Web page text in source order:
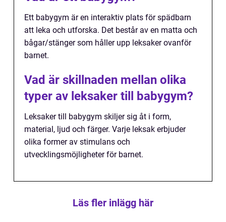
Ett babygym är en interaktiv plats för spädbarn
att leka och utforska. Det består av en matta och
bågar/stänger som håller upp leksaker ovanför
barnet.
Vad är skillnaden mellan olika
typer av leksaker till babygym?
Leksaker till babygym skiljer sig åt i form,
material, ljud och färger. Varje leksak erbjuder
olika former av stimulans och
utvecklingsmöjligheter för barnet.
Läs fler inlägg här